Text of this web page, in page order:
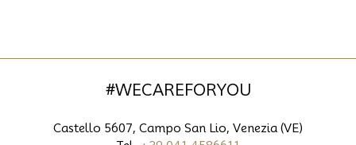
#WECAREFORYOU
Castello 5607, Campo San Lio, Venezia (VE)